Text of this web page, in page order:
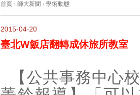
首頁 › 師大新聞 › 學術動態
2015-04-20
臺北W飯店翻轉成休旅所教室
【公共事務中心